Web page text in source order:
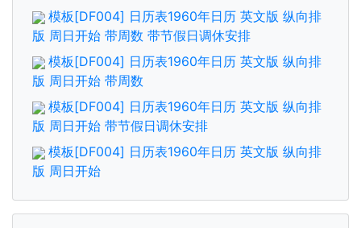
模板[DF004] 日历表1960年日历 英文版 纵向排
版 周日开始 带周数 带节假日调休安排
模板[DF004] 日历表1960年日历 英文版 纵向排
版 周日开始 带周数
模板[DF004] 日历表1960年日历 英文版 纵向排
版 周日开始 带节假日调休安排
模板[DF004] 日历表1960年日历 英文版 纵向排
版 周日开始